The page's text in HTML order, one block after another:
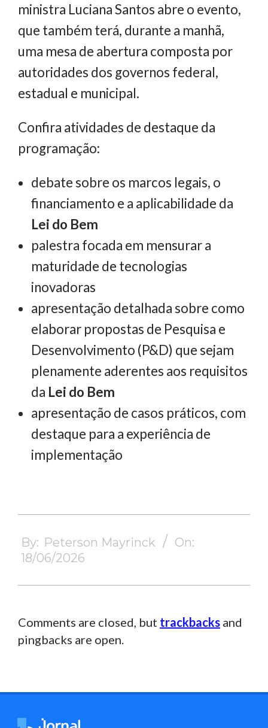
ministra Luciana Santos abre o evento,
que também terá, durante a manhã,
uma mesa de abertura composta por
autoridades dos governos federal,
estadual e municipal.
Confira atividades de destaque da
programação:
debate sobre os marcos legais, o
financiamento e a aplicabilidade da
Lei do Bem
palestra focada em mensurar a
maturidade de tecnologias
inovadoras
apresentação detalhada sobre como
elaborar propostas de Pesquisa e
Desenvolvimento (P&D) que sejam
plenamente aderentes aos requisitos
da Lei do Bem
apresentação de casos práticos, com
destaque para a experiência de
implementação
06-
18
By: Peterson Mayrinck
On:
18/06/2026
Comments are closed, but trackbacks and
pingbacks are open.